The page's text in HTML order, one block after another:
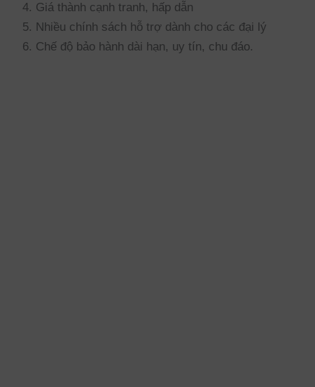
Giá thành cạnh tranh, hấp dẫn
Nhiều chính sách hỗ trợ dành cho các đại lý
Chế độ bảo hành dài hạn, uy tín, chu đáo.